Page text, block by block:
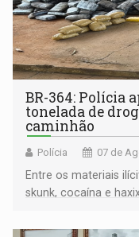
BR-364: Polícia
tonelada de
caminhão
Polícia 07 de
Entre os materiais
skunk, cocaína e